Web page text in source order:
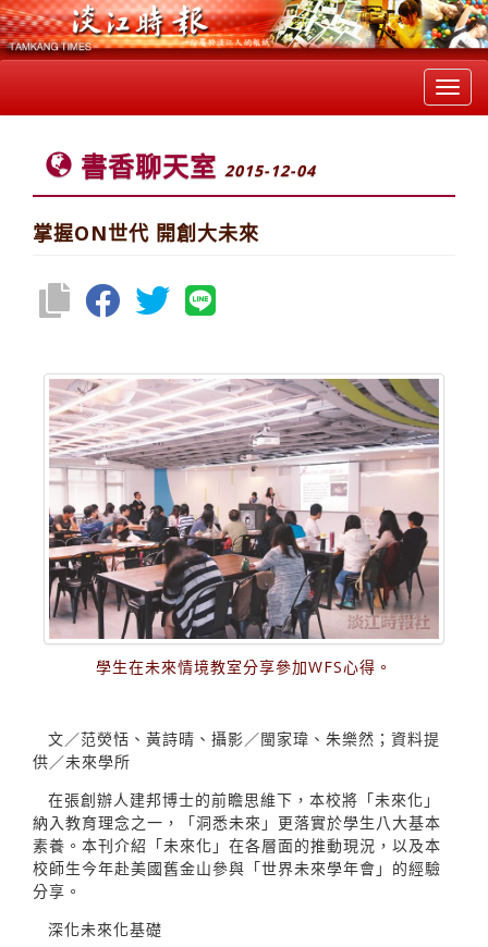
書香聊天室 2015-12-04
掌握ON世代 開創大未來
學生在未來情境教室分享參加WFS心得。
文／范熒恬、黃詩晴、攝影／閩家瑋、朱樂然；資料提
供／未來學所
在張創辦人建邦博士的前瞻思維下，本校將「未來化」
納入教育理念之一，「洞悉未來」更落實於學生八大基本
素養。本刊介紹「未來化」在各層面的推動現況，以及本
校師生今年赴美國舊金山參與「世界未來學年會」的經驗
分享。
深化未來化基礎